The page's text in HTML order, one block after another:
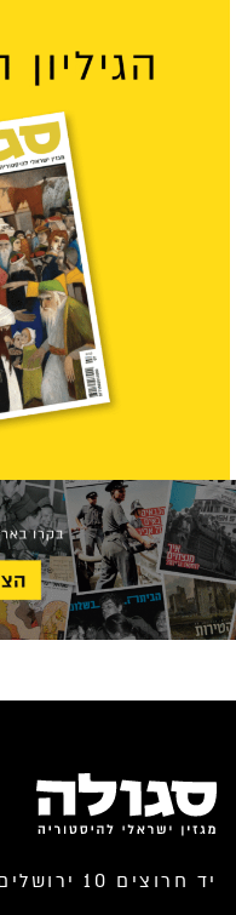
יד חרוצים 10 ירושלים 9342148